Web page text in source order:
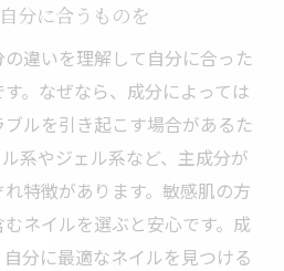
分に合うものを
違いを理解して自分に合った
。なぜなら、成分によっては
ルを引き起こす場合があるた
系やジェル系など、主成分が
特徴があります。敏感肌の方
ネイルを選ぶと安心です。成
分に最適なネイルを見つける